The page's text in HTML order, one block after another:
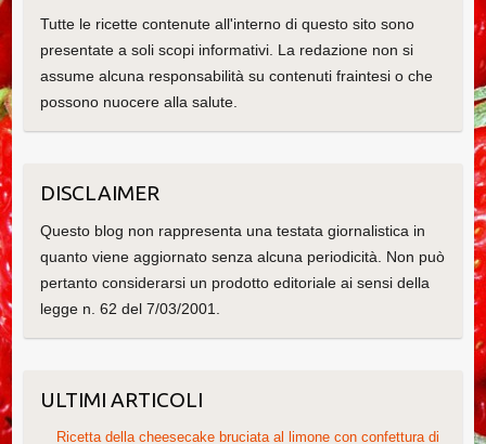
Tutte le ricette contenute all'interno di questo sito sono
presentate a soli scopi informativi. La redazione non si
assume alcuna responsabilità su contenuti fraintesi o che
possono nuocere alla salute.
DISCLAIMER
Questo blog non rappresenta una testata giornalistica in
quanto viene aggiornato senza alcuna periodicità. Non può
pertanto considerarsi un prodotto editoriale ai sensi della
legge n. 62 del 7/03/2001.
ULTIMI ARTICOLI
Ricetta della cheesecake bruciata al limone con confettura di